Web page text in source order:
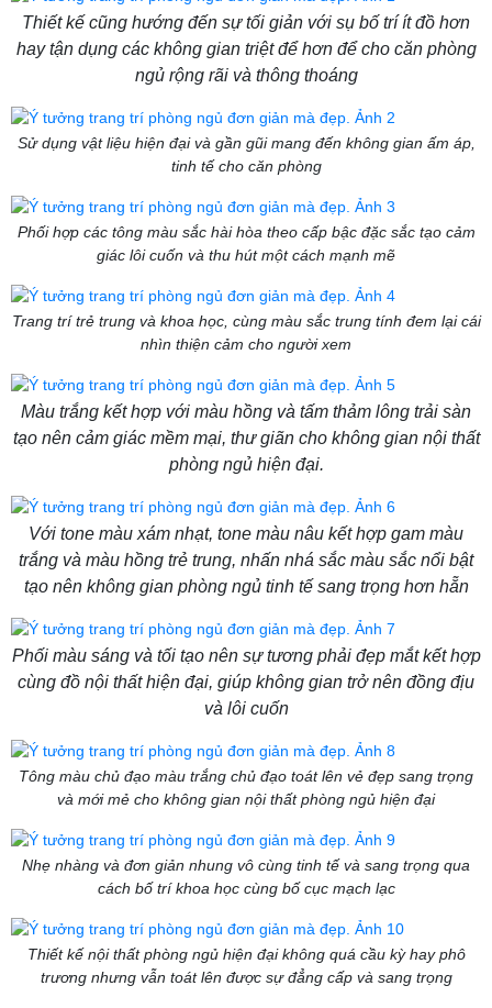
Thiết kế cũng hướng đến sự tối giản với sụ bố trí ít đồ hơn
hay tận dụng các không gian triệt để hơn để cho căn phòng
ngủ rộng rãi và thông thoáng
Sử dụng vật liệu hiện đại và gần gũi mang đến không gian ấm áp,
tinh tế cho căn phòng
Phối hợp các tông màu sắc hài hòa theo cấp bậc đặc sắc tạo cảm
giác lôi cuốn và thu hút một cách mạnh mẽ
Trang trí trẻ trung và khoa học, cùng màu sắc trung tính đem lại cái
nhìn thiện cảm cho người xem
Màu trắng kết hợp với màu hồng và tấm thảm lông trải sàn
tạo nên cảm giác mềm mại, thư giãn cho không gian nội thất
phòng ngủ hiện đại.
Với tone màu xám nhạt, tone màu nâu kết hợp gam màu
trắng và màu hồng trẻ trung, nhấn nhá sắc màu sắc nổi bật
tạo nên không gian phòng ngủ tinh tế sang trọng hơn hẵn
Phối màu sáng và tối tạo nên sự tương phải đẹp mắt kết hợp
cùng đồ nội thất hiện đại, giúp không gian trở nên đồng địu
và lôi cuốn
Tông màu chủ đạo màu trắng chủ đạo toát lên vẻ đẹp sang trọng
và mới mẻ cho không gian nội thất phòng ngủ hiện đại
Nhẹ nhàng và đơn giản nhung vô cùng tinh tế và sang trọng qua
cách bố trí khoa học cùng bố cục mạch lạc
Thiết kế nội thất phòng ngủ hiện đại không quá cầu kỳ hay phô
trương nhưng vẫn toát lên được sự đẳng cấp và sang trọng